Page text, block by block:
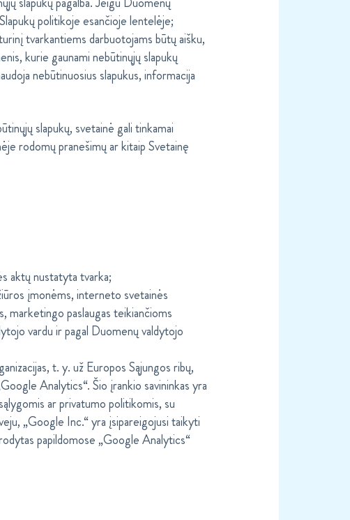
politikoje esančioje lentelėje;
tvarkantiems darbuotojams būtų aišku,
kurie gaunami nebūtinųjų slapukų
nebūtinuosius slapukus, informacija
slapukų, svetainė gali tinkamai
rodomų pranešimų ar kitaip Svetainę
aktų nustatyta tvarka;
įmonėms, interneto svetainės
marketingo paslaugas teikiančioms
vardu ir pagal Duomenų valdytojo
t. y. už Europos Sąjungos ribų,
Analytics“. Šio įrankio savininkas yra
ar privatumo politikomis, su
„Google Inc.“ yra įsipareigojusi taikyti
papildomose „Google Analytics“